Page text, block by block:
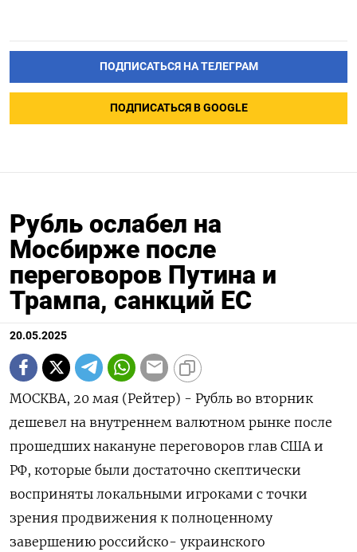
ПОДПИСАТЬСЯ НА ТЕЛЕГРАМ
ПОДПИСАТЬСЯ В GOOGLE
Рубль ослабел на
Мосбирже после
переговоров Путина и
Трампа, санкций ЕС
20.05.2025
МОСКВА, 20 мая (Рейтер) - Рубль во вторник
дешевел на внутреннем валютном рынке после
прошедших накануне переговоров глав США и
РФ, которые были достаточно скептически
восприняты локальными игроками с точки
зрения продвижения к полноценному
завершению российско- украинского